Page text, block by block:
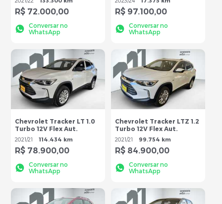
R$ 72.000,00
Conversar no
WhatsApp
R$ 97.100,00
Conversar no
WhatsApp
Chevrolet Tracker LT 1.0
Turbo 12V Flex Aut.
2021/21 114.434 km
R$ 78.900,00
Conversar no
WhatsApp
Chevrolet Tracker LTZ 1.2
Turbo 12V Flex Aut.
2021/21 99.754 km
R$ 84.900,00
Conversar no
WhatsApp